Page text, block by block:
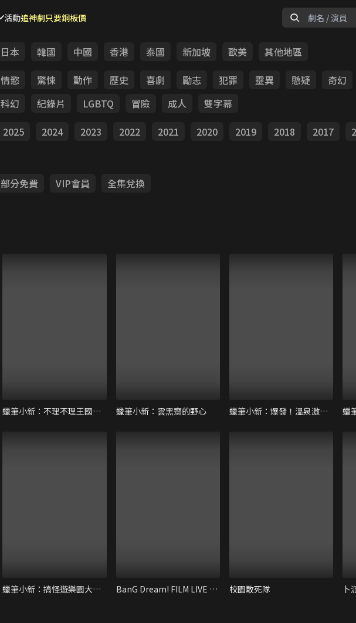
活動追神劇只要銅板價
日本 韓國 中國 香港 泰國 新加坡 歐美
其他地區
情慾 驚悚 動作 歷史 喜劇 勵志 犯罪 靈異 懸疑 奇幻
科幻 紀錄片 LGBTQ 冒險 成人
雙字幕
2025 2024 2023 2022 2021 2020 2019 2018 2017
部分免費 VIP會員 全集兌換
蠟筆小新：不理不理王國的秘寶 蠟筆小新：雲黑齋的野心 蠟筆小新：爆發！溫泉激烈大決戰 蠟
蠟筆小新：搞怪遊樂園大冒險 BanG Dream! FILM LIVE 2nd Stage 校園敢死隊 卜